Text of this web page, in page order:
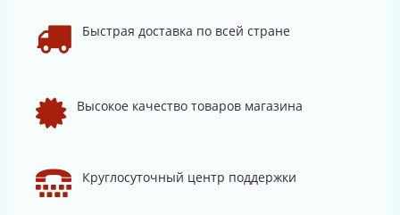
Быстрая доставка по всей стране
Высокое качество товаров магазина
Круглосуточный центр поддержки